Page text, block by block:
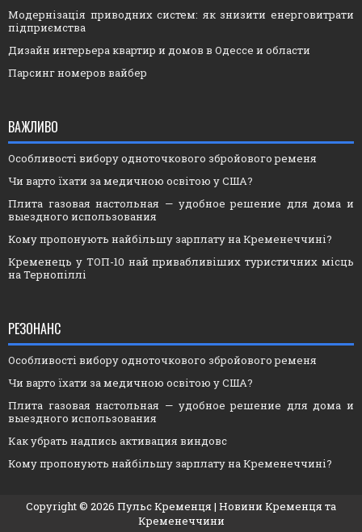
Модернізація приводних систем: як знизити енерговитрати
підприємства
Дизайн интерьера квартир и домов в Одессе и области
Парсинг номеров вайбер
ВАЖЛИВО
Особливості вибору одноточкового збройового ременя
Чи варто їхати за медичною освітою у США?
Плита газовая настольная — удобное решение для дома и
выездного использования
Кому пропонують найбільшу зарплату на Кременеччині?
Кременець у ТОП-10 най привабливіших туристичних місць
на Тернопіллі
РЕЗОНАНС
Особливості вибору одноточкового збройового ременя
Чи варто їхати за медичною освітою у США?
Плита газовая настольная — удобное решение для дома и
выездного использования
Как убрать надпись активация виндовс
Кому пропонують найбільшу зарплату на Кременеччині?
Copyright © 2026 Пульс Кременця | Новини Кременця та
Кременеччини